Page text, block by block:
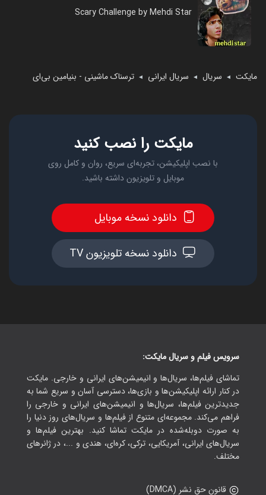
Scary Challenge by Mehdi Star
مایکت ◄ سریال ◄ سریال ایرانی ◄ ترسناک ماشینی - بنیامین بی‌ای
مایکت را نصب کنید
با نصب اپلیکیشن، تجربه‌ای سریع، روان و کامل روی
موبایل و تلویزیون داشته باشید.
دانلود نسخه موبایل
دانلود نسخه تلویزیون TV
سرویس فیلم و سریال مایکت:
تماشای فیلم‌ها، سریال‌ها و انیمیشن‌های ایرانی و خارجی. مایکت
در کنار ارائه اپلیکیشن‌ها و بازی‌ها، دسترسی آسان و سریع شما به
جدیدترین فیلم‌ها، سریال‌ها و انیمیشن‌های ایرانی و خارجی را
فراهم می‌کند. مجموعه‌ای متنوع از فیلم‌ها و سریال‌های روز دنیا را
به صورت دوبله‌شده در مایکت تماشا کنید. بهترین فیلم‌ها و
سریال‌های ایرانی، آمریکایی، ترکی، کره‌ای، هندی و ...، در ژانرهای
مختلف.
قانون حق نشر (DMCA)